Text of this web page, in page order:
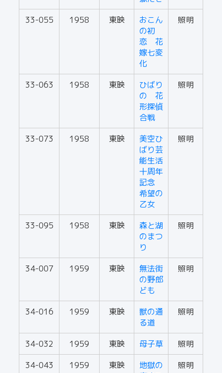
33-055 1958 東映
おこん
の初
恋 花
嫁七変
化
照明
33-063 1958 東映
ひばり
の 花
形探偵
合戦
照明
33-073 1958 東映
美空ひ
ばり芸
能生活
十周年
記念
希望の
乙女
照明
33-095 1958 東映
森と湖
のまつ
り
照明
34-007 1959 東映
無法街
の野郎
ども
照明
34-016 1959 東映
獣の通
る道
照明
34-032 1959 東映 母子草
照明
34-043
1959 東映
地獄の
照明